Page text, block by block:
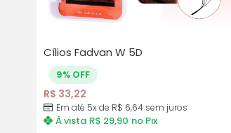
Cílios Fadvan W 5D
9% OFF
R$ 33,22
Em até 5x de R$ 6,64 sem juros
À vista R$ 29,90 no Pix